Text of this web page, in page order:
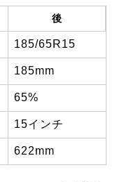
後
185/65R15
185mm
65%
15インチ
622mm